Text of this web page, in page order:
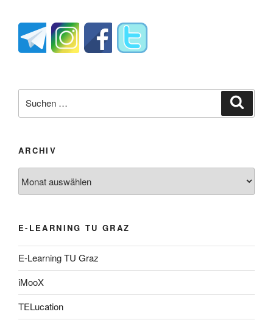
nach:
ARCHIV
E-LEARNING TU GRAZ
E-Learning TU Graz
iMooX
TELucation